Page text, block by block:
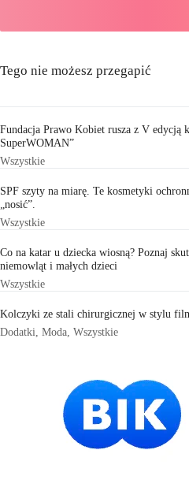
Tego nie możesz przegapić
Fundacja Prawo Kobiet rusza z V edycją
SuperWOMAN”
Wszystkie
SPF szyty na miarę. Te kosmetyki
„nosić”.
Wszystkie
Co na katar u dziecka wiosną? Poznaj
niemowląt i małych dzieci
Wszystkie
Kolczyki ze stali chirurgicznej w stylu
Dodatki Moda Wszystkie